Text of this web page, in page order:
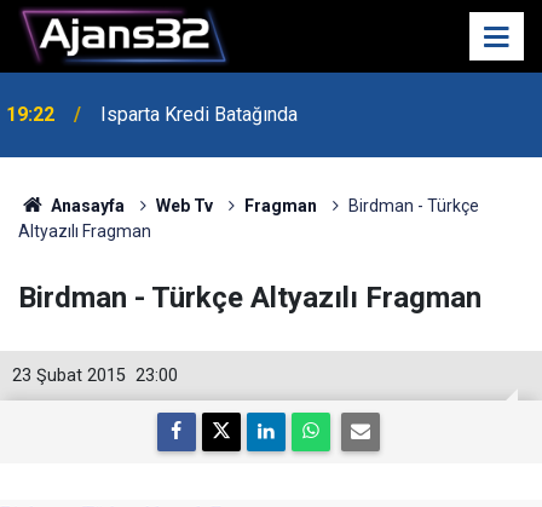
19:22 Isparta Kredi Batağında
Anasayfa Web Tv Fragman
Birdman - Türkçe
Altyazılı Fragman
Birdman - Türkçe Altyazılı Fragman
23:00
23 Şubat 2015